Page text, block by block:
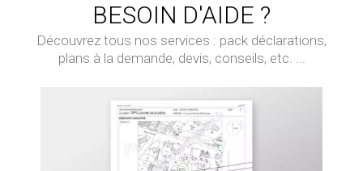
BESOIN D'AIDE ?
Découvrez tous nos services : pack déclarations,
plans à la demande, devis, conseils, etc. ...